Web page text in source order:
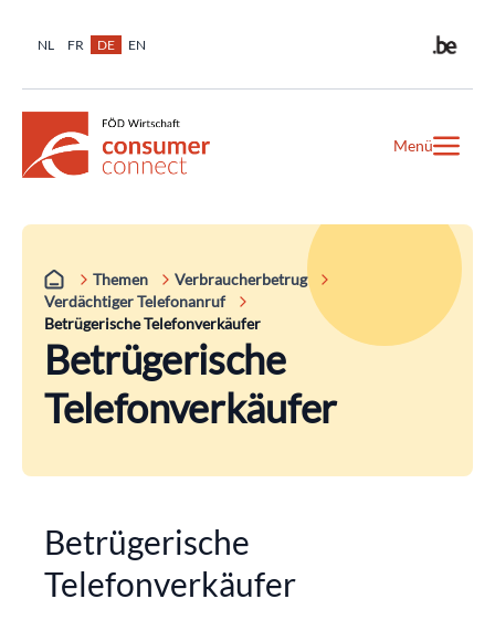
NL FR DE EN
Menü
Themen
Verbraucherbetrug
Verdächtiger Telefonanruf
Betrügerische Telefonverkäufer
Betrügerische
Telefonverkäufer
Betrügerische
Telefonverkäufer